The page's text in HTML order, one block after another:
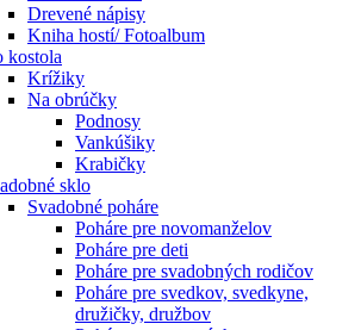
Drevené nápisy
Kniha hostí/ Fotoalbum
kostola
Krížiky
Na obrúčky
Podnosy
Vankúšiky
Krabičky
sklo
Svadobné poháre
Poháre pre novomanželov
Poháre pre deti
Poháre pre svadobných rodičov
Poháre pre svedkov, svedkyne,
družičky, družbov